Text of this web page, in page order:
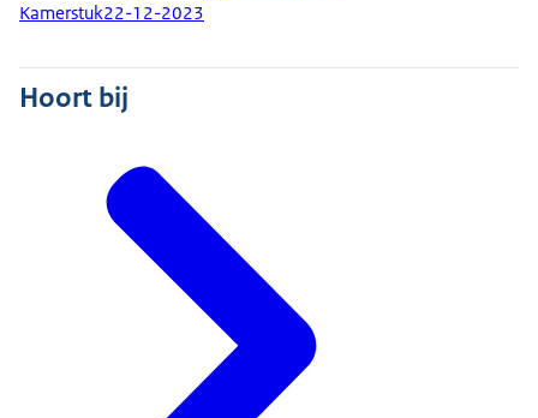
Kamerstuk22-12-2023
Hoort bij